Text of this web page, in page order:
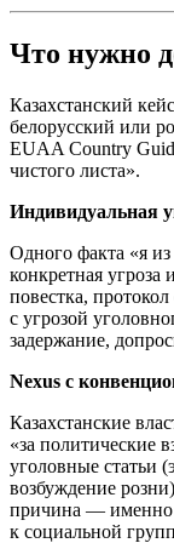
Что нужно
Казахстанский
белорусский или
EUAA Country
чистого листа».
Индивидуальная
Одного факта «я
конкретная
повестка,
с угрозой
задержание,
Nexus с
Казахстанские
«за политические
уголовные статьи
возбуждение
причина — именно
к социальной